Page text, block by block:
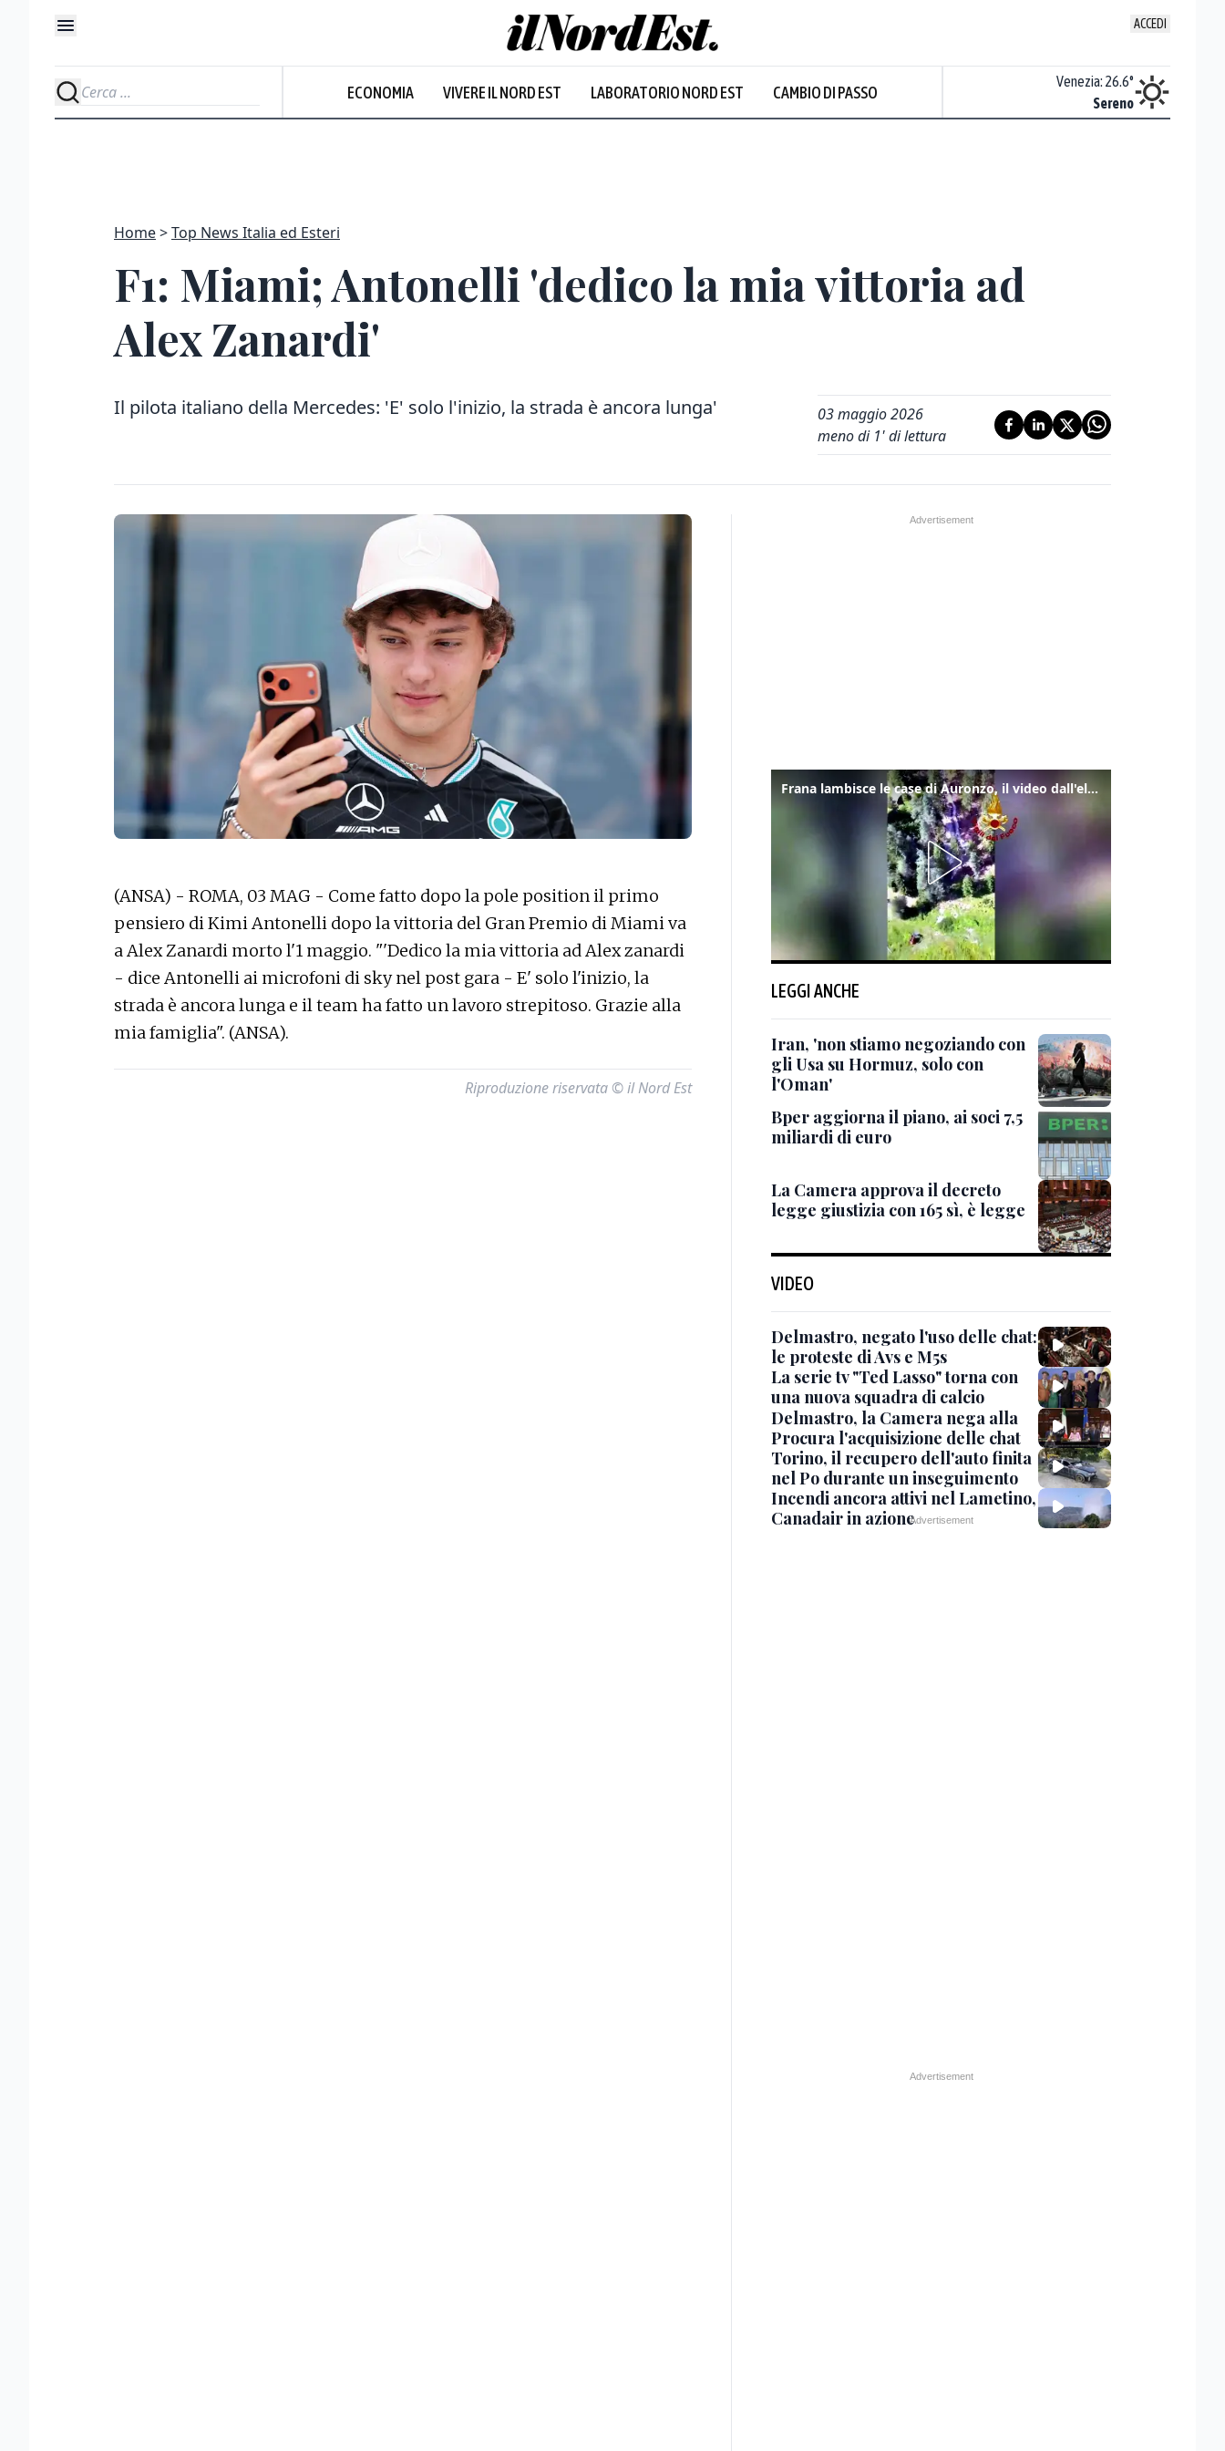
ACCEDI
ECONOMIA VIVERE IL NORD EST LABORATORIO NORD EST CAMBIO DI PASSO
Sereno
Venezia: 26.6°
Sereno
Home Top News Italia ed Esteri
F1: Miami; Antonelli 'dedico la mia vittoria ad
Alex Zanardi'
Il pilota italiano della Mercedes: 'E' solo l'inizio, la strada è ancora lunga'
03 maggio 2026
meno di 1' di lettura
(ANSA) - ROMA, 03 MAG - Come fatto dopo la pole position il primo
pensiero di Kimi Antonelli dopo la vittoria del Gran Premio di Miami va
a Alex Zanardi morto l'1 maggio. "'Dedico la mia vittoria ad Alex zanardi
- dice Antonelli ai microfoni di sky nel post gara - E' solo l'inizio, la
strada è ancora lunga e il team ha fatto un lavoro strepitoso. Grazie alla
mia famiglia". (ANSA).
Riproduzione riservata © il Nord Est
Frana lambisce le case di Auronzo, il video dall'elicottero dei vigili del fuoco
LEGGI ANCHE
Iran, 'non stiamo negoziando con
gli Usa su Hormuz, solo con
l'Oman'
Bper aggiorna il piano, ai soci 7,5
miliardi di euro
La Camera approva il decreto
legge giustizia con 165 sì, è legge
VIDEO
Delmastro, negato l'uso delle chat:
le proteste di Avs e M5s
La serie tv "Ted Lasso" torna con
una nuova squadra di calcio
Delmastro, la Camera nega alla
Procura l'acquisizione delle chat
Torino, il recupero dell'auto finita
nel Po durante un inseguimento
Incendi ancora attivi nel Lametino,
Canadair in azione